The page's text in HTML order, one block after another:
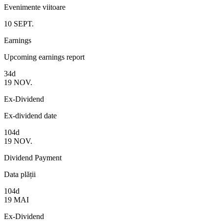
Evenimente viitoare
10 SEPT.
Earnings
Upcoming earnings report
34d
19 NOV.
Ex-Dividend
Ex-dividend date
104d
19 NOV.
Dividend Payment
Data plății
104d
19 MAI
Ex-Dividend